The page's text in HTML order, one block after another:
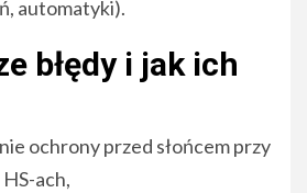
automatyki).
błędy i jak ich
ochrony przed słońcem przy
ach,